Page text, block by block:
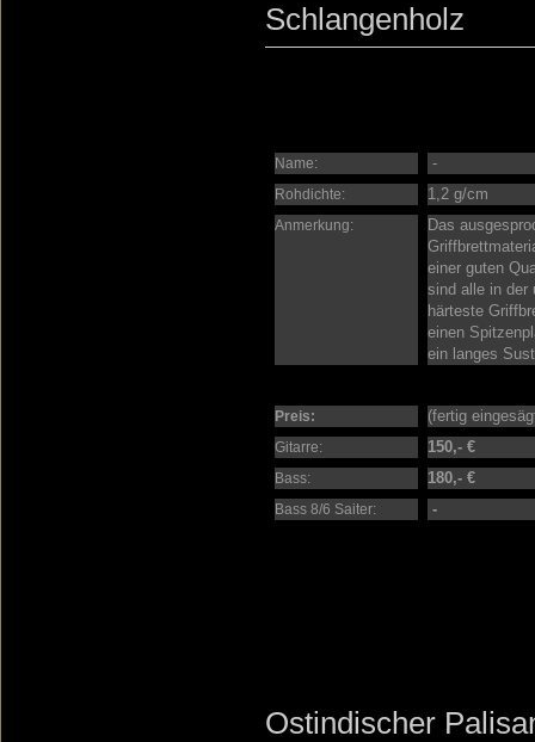
Schlangenholz
Name: -
Rohdichte: 1,2 g/cm
Anmerkung:
Das
einer guten
sind alle in der
härteste
einen
ein langes
Preis: (fertig
Gitarre: 150,- €
Bass: 180,- €
Bass 8/6 Saiter: -
Ostindischer